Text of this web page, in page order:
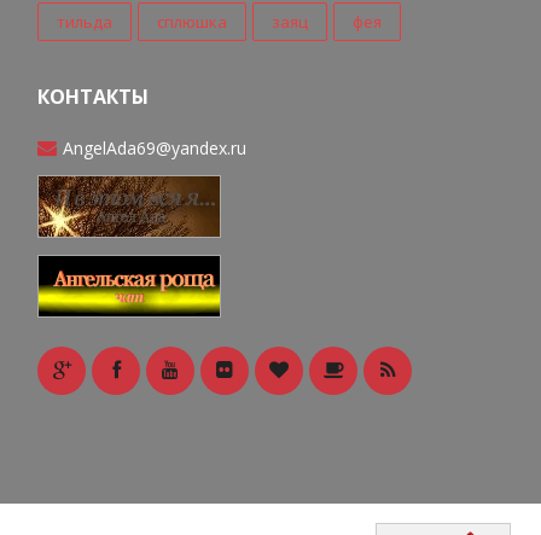
тильда сплюшка заяц фея
КОНТАКТЫ
AngelAda69@yandex.ru